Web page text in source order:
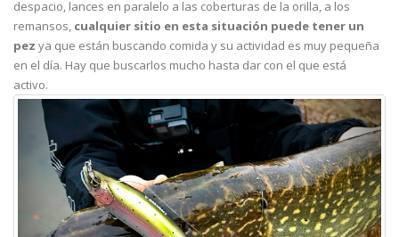
despacio, lances en paralelo a las coberturas de la orilla, a los
remansos, cualquier sitio en esta situación puede tener un
pez ya que están buscando comida y su actividad es muy pequeña
en el día. Hay que buscarlos mucho hasta dar con el que está
activo.